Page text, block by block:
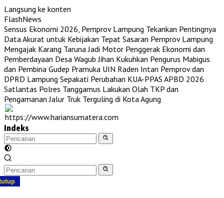
Langsung ke konten
FlashNews
Sensus Ekonomi 2026, Pemprov Lampung Tekankan Pentingnya
Data Akurat untuk Kebijakan Tepat Sasaran Pemprov Lampung
Mengajak Karang Taruna Jadi Motor Penggerak Ekonomi dan
Pemberdayaan Desa Wagub Jihan Kukuhkan Pengurus Mabigus
dan Pembina Gudep Pramuka UIN Raden Intan Pemprov dan
DPRD Lampung Sepakati Perubahan KUA-PPAS APBD 2026
Satlantas Polres Tanggamus Lakukan Olah TKP dan
Pengamanan Jalur Truk Terguling di Kota Agung
Indeks